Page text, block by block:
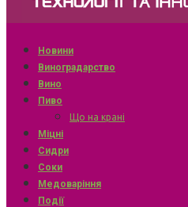
Новини
Виноградарство
Вино
Пиво
Що на крані
Міцні
Сидри
Соки
Медоваріння
Події